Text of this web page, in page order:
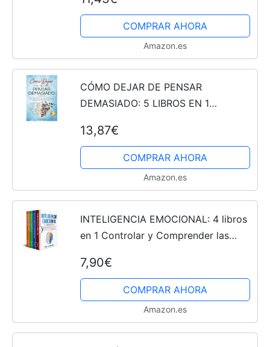
recuperar tu paz interior (Trastornos,
Patologías y...COMPRAR AHORA
Amazon.es
CÓMO DEJAR DE PENSAR
DEMASIADO: 5 LIBROS EN 1
Libérate del Pensamiento Excesivo:
Poderosas Técnicas para Controlar la
Ansiedad...
13,87€
COMPRAR AHORA
Amazon.es
INTELIGENCIA EMOCIONAL: 4 libros
en 1 Controlar y Comprender las
Disciplina| Terapia Cognitivo
Conductual TCC| Lenguaje ......
7,90€
COMPRAR AHORA
Amazon.es